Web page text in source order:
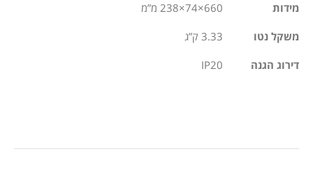
מידות 660×74×238 מ”מ
משקל נטו 3.33 ק”ג
דירוג הגנה IP20